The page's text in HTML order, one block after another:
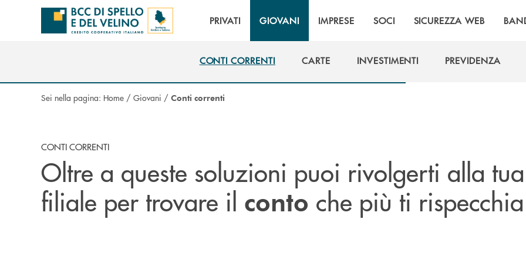
Salta al contenuto principale
PRIVATI GIOVANI IMPRESE SOCI SICUREZZA WEB
CONTI CORRENTI
CARTE
INVESTIMENTI
PREVIDENZA
Sei nella pagina: Home / Giovani / Conti correnti
CONTI CORRENTI
Oltre a queste soluzioni puoi rivolgerti alla tua
filiale per trovare il conto che più ti rispecchia